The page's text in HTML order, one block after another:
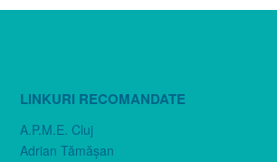
LINKURI RECOMANDATE
A.P.M.E. Cluj
Adrian Tămăşan